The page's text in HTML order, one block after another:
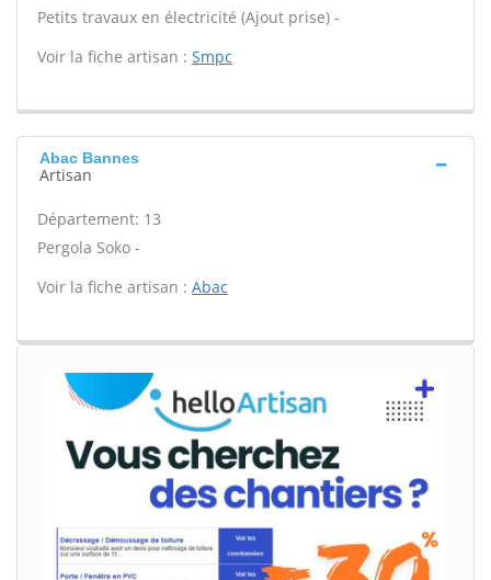
Petits travaux en électricité (Ajout prise) -
Voir la fiche artisan : Smpc
Abac Bannes
Artisan
Département: 13
Pergola Soko -
Voir la fiche artisan : Abac